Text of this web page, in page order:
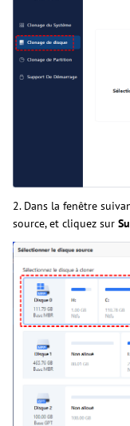
2. Dans la fenêtre
source, et cliquez sur